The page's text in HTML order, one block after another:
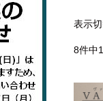
商品 表示切
8件中